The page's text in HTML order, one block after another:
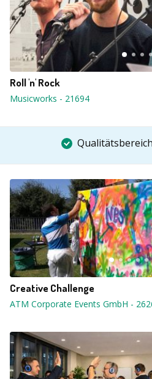
Roll 'n' Rock
Musicworks - 21694
Creative Challenge
ATM Corporate Events GmbH -